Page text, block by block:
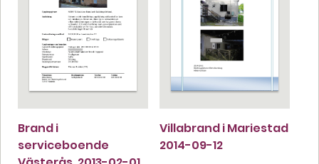
Brand i
serviceboende
Villabrand i Mariestad
2014-09-12